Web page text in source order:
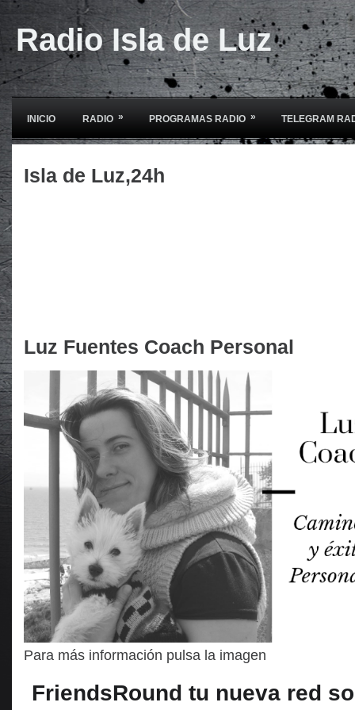
Radio Isla de Luz
INICIO RADIO » PROGRAMAS RADIO » TELEGRAM
Isla de Luz,24h
Luz Fuentes Coach Personal
Para más información pulsa la imagen
FriendsRound tu nueva red